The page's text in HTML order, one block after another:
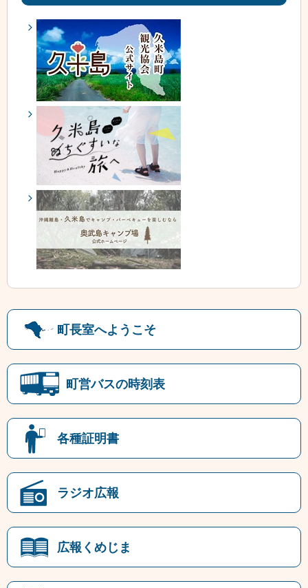
町長室へようこそ
町営バスの時刻表
各種証明書
ラジオ広報
広報くめじま